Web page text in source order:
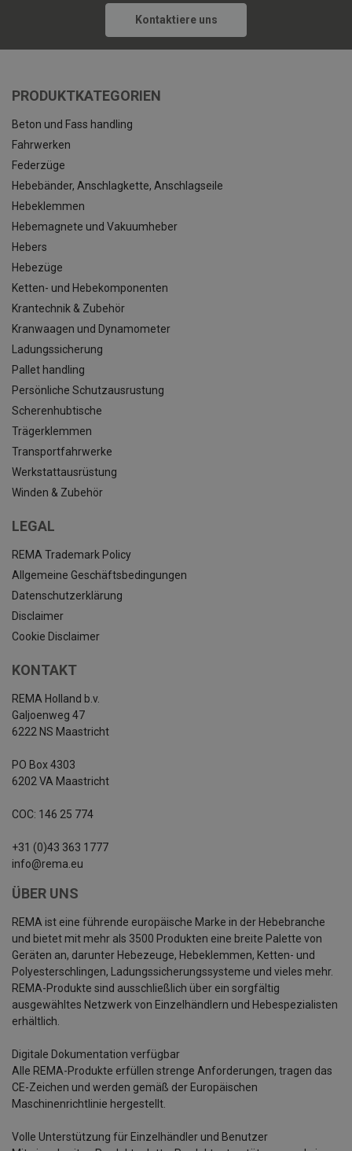
Kontaktiere uns
PRODUKTKATEGORIEN
Beton und Fass handling
Fahrwerken
Federzüge
Hebebänder, Anschlagkette, Anschlagseile
Hebeklemmen
Hebemagnete und Vakuumheber
Hebers
Hebezüge
Ketten- und Hebekomponenten
Krantechnik & Zubehör
Kranwaagen und Dynamometer
Ladungssicherung
Pallet handling
Persönliche Schutzausrustung
Scherenhubtische
Trägerklemmen
Transportfahrwerke
Werkstattausrüstung
Winden & Zubehör
LEGAL
REMA Trademark Policy
Allgemeine Geschäftsbedingungen
Datenschutzerklärung
Disclaimer
Cookie Disclaimer
KONTAKT
REMA Holland b.v.
Galjoenweg 47
6222 NS Maastricht
PO Box 4303
6202 VA Maastricht
COC: 146 25 774
+31 (0)43 363 1777
info@rema.eu
ÜBER UNS
REMA ist eine führende europäische Marke in der Hebebranche
und bietet mit mehr als 3500 Produkten eine breite Palette von
Geräten an, darunter Hebezeuge, Hebeklemmen, Ketten- und
Polyesterschlingen, Ladungssicherungssysteme und vieles mehr.
REMA-Produkte sind ausschließlich über ein sorgfältig
ausgewähltes Netzwerk von Einzelhändlern und Hebespezialisten
erhältlich.
Digitale Dokumentation verfügbar
Alle REMA-Produkte erfüllen strenge Anforderungen, tragen das
CE-Zeichen und werden gemäß der Europäischen
Maschinenrichtlinie hergestellt.
Volle Unterstützung für Einzelhändler und Benutzer